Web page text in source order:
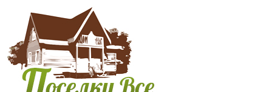
Перейти к основному содержанию